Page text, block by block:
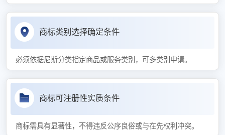
商标类别选择确定条件
必须依据尼斯分类指定商品或服务类别，可多类别申请。
商标可注册性实质条件
商标需具有显著性，不得违反公序良俗或与在先权利冲突。